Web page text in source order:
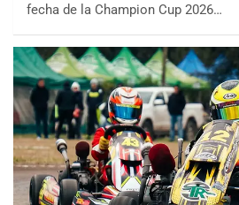
fecha de la Champion Cup 2026…